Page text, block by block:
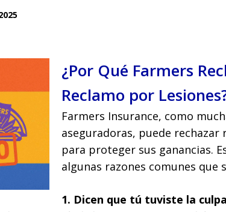
¿Por Qué Farmers
Reclamo por
Farmers Insurance, como
aseguradoras, puede rechazar
para proteger sus ganancias.
algunas razones comunes que
1. Dicen que tú tuviste la